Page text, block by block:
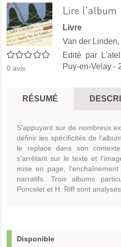
0/5
0 avis
Lire l'album
Livre
Van der
Edité par
Puy-en-Velay -
RÉSUMÉ
S'appuyant sur de nombreux
définir les spécificités de
le replace dans son
s'arrêtant sur le texte et
mise en page,
narratifs. Trois albums
Poncelet et H. Riff sont analysés.
Disponible